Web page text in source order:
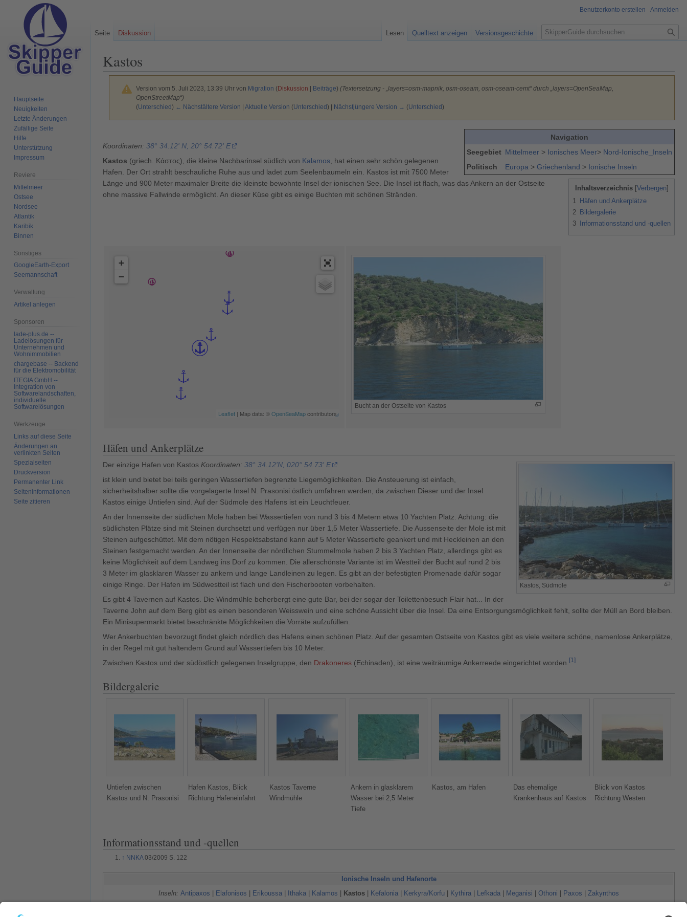
Kastos
Version vom 5. Juli 2023, 13:39 Uhr von Migration (Diskussion Beiträge) (Textersetzung - „layers=osm-mapnik, osm-oseam, osm-oseam-cemt“ durch „layers=OpenSeaMap,
OpenStreetMap“)
(Unterschied) ← Nächstältere Version Aktuelle Version (Unterschied) | Nächstjüngere Version → (Unterschied)
Navigation
springen
Suche
springen
Navigation
Seegebiet Mittelmeer > Ionisches Meer> Nord-Ionische_Inseln
Politisch
Europa > Griechenland > Ionische Inseln
Koordinaten: 38° 34.12' N, 20° 54.72' E
Inhaltsverzeichnis
1
Häfen und Ankerplätze
2 Bildergalerie
3
Informationsstand und -quellen
Kastos (griech. Kάστος), die kleine Nachbarinsel südlich von Kalamos , hat einen sehr schön gelegenen
Hafen. Der Ort strahlt beschauliche Ruhe aus und ladet zum Seelenbaumeln ein. Kastos ist mit 7500 Meter
Länge und 900 Meter maximaler Breite die kleinste bewohnte Insel der ionischen See. Die Insel ist flach, was das Ankern an der Ostseite
ohne massive Fallwinde ermöglicht. An dieser Küse gibt es einige Buchten mit schönen Stränden.
+
−
Leaflet | Map data: ©OpenSeaMapcontributors
Bucht an der Ostseite von Kastos
Häfen und Ankerplätze
Kastos, Südmole
Der einzige Hafen von Kastos Koordinaten: 38° 34.12'N, 020° 54.73' E
ist klein und bietet bei teils geringen Wassertiefen begrenzte Liegemöglichkeiten. Die Ansteuerung ist einfach,
sicherheitshalber sollte die vorgelagerte Insel N. Prasonisi östlich umfahren werden, da zwischen Dieser und der Insel
Kastos einige Untiefen sind. Auf der Südmole des Hafens ist ein Leuchtfeuer.
An der Innenseite der südlichen Mole haben bei Wassertiefen von rund 3 bis 4 Metern etwa 10 Yachten Platz. Achtung: die
südlichsten Plätze sind mit Steinen durchsetzt und verfügen nur über 1,5 Meter Wassertiefe. Die Aussenseite der Mole ist mit
Steinen aufgeschüttet. Mit dem nötigen Respektsabstand kann auf 5 Meter Wassertiefe geankert und mit Heckleinen an den
Steinen festgemacht werden. An der Innenseite der nördlichen Stummelmole haben 2 bis 3 Yachten Platz, allerdings gibt es
keine Möglichkeit auf dem Landweg ins Dorf zu kommen. Die allerschönste Variante ist im Westteil der Bucht auf rund 2 bis
3 Meter im glasklaren Wasser zu ankern und lange Landleinen zu legen. Es gibt an der befestigten Promenade dafür sogar
einige Ringe. Der Hafen im Südwestteil ist flach und den Fischerbooten vorbehalten.
Es gibt 4 Tavernen auf Kastos. Die Windmühle beherbergt eine gute Bar, bei der sogar der Toilettenbesuch Flair hat... In der
Taverne John auf dem Berg gibt es einen besonderen Weisswein und eine schöne Aussicht über die Insel. Da eine Entsorgungsmöglichkeit fehlt, sollte der Müll an Bord bleiben.
Ein Minisupermarkt bietet beschränkte Möglichkeiten die Vorräte aufzufüllen.
Wer Ankerbuchten bevorzugt findet gleich nördlich des Hafens einen schönen Platz. Auf der gesamten Ostseite von Kastos gibt es viele weitere schöne, namenlose Ankerplätze,
in der Regel mit gut haltendem Grund auf Wassertiefen bis 10 Meter.
Zwischen Kastos und der südöstlich gelegenen Inselgruppe, den Drakoneres (Echinaden), ist eine weiträumige Ankerreede eingerichtet worden. [1 ]
Bildergalerie
Untiefen zwischen
Kastos und N. Prasonisi
Hafen Kastos, Blick
Richtung Hafeneinfahrt
Kastos Taverne
Windmühle
Ankern in glasklarem
Wasser bei 2,5 Meter
Tiefe
Kastos, am Hafen
Das ehemalige
Krankenhaus auf Kastos
Blick von Kastos
Richtung Westen
Informationsstand und -quellen
↑ NNKA 03/2009 S. 122
Ionische Inseln und Hafenorte
Inseln: Antipaxos Elafonisos Erikoussa Ithaka Kalamos Kastos Kefalonia Kerkyra/Korfu Kythira Lefkada Meganisi Othoni Paxos
Zakynthos
Benutzerkonto erstellen Anmelden
Seite Diskussion Lesen Quelltext anzeigen Versionsgeschichte
S
u
e
Hauptseite
Neuigkeiten
Letzte Änderungen
Zufällige Seite
Hilfe
Unterstützung
Impressum
Reviere
Mittelmeer
Ostsee
Nordsee
Atlantik
Karibik
Binnen
Sonstiges
GoogleEarth-Export
Seemannschaft
Verwaltung
Artikel anlegen
Sponsoren
lade-plus.de --
Ladelösungen für
Unternehmen und
Wohnimmobilien
chargebase -- Backend
für die Elektromobilität
ITEGIA GmbH --
Integration von
Softwarelandschaften,
individuelle
Softwarelösungen
Werkzeuge
Links auf diese Seite
Änderungen an
verlinkten Seiten
Spezialseiten
Druckversion
Permanenter Link
Seiten­­informationen
Seite zitieren